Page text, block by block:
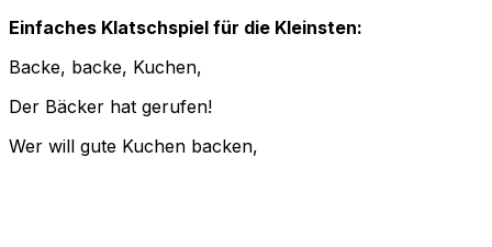
Einfaches Klatschspiel für die Kleinsten:
Backe, backe, Kuchen,
Der Bäcker hat gerufen!
Wer will gute Kuchen backen,